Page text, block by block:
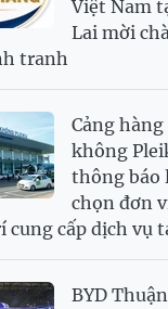
6,945.42
2,702.79
26,000 26,030
Việt Nam
Lai mời
tranh
Cảng hàng
không
thông báo
chọn đơn
cung cấp dịch vụ
BYD Thuận